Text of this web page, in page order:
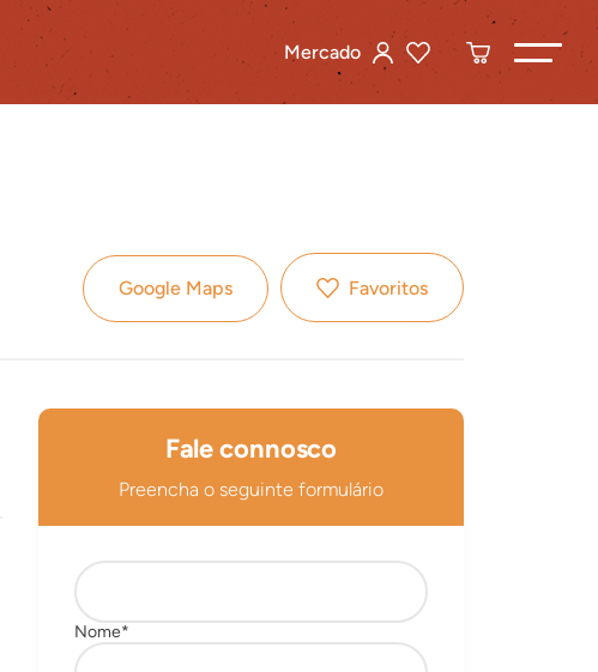
Mercado
Google Maps Favoritos
Fale connosco
Preencha o seguinte formulário